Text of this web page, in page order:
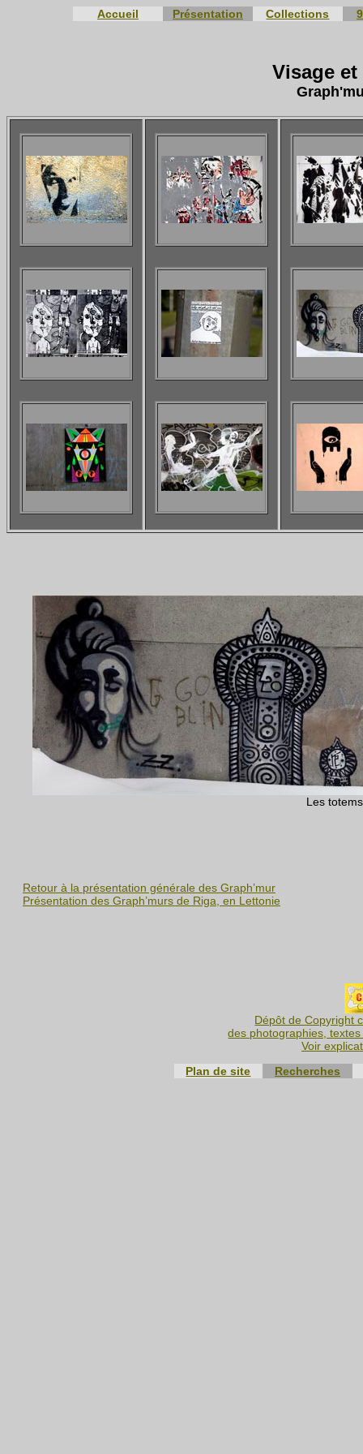
Accueil Présentation Collections
Visage
Les
Retour à la présentation générale des Graph’mur
Présentation des Graph’murs de Riga, en Lettonie
Dépôt de Copyright
des photographies,
Voir
Plan de site
Recherches